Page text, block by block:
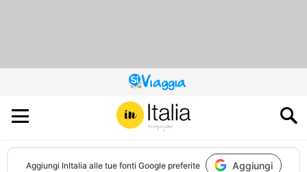
QUESTO
SITO
CONTRIBUISCE
ALL’AUDIENCE
DI
Aggiungi InItalia alle tue fonti Google preferite Aggiungi